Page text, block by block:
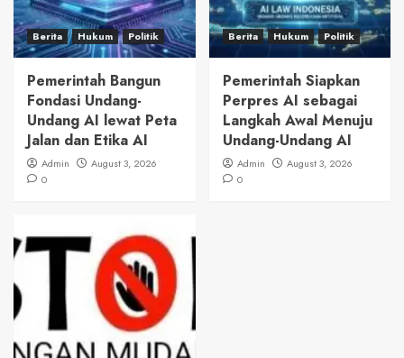
Berita Hukum Politik
Pemerintah Bangun
Fondasi Undang-
Undang AI lewat Peta
Jalan dan Etika AI
Admin
August 3, 2026
0
Berita Hukum Politik
Pemerintah Siapkan
Perpres AI sebagai
Langkah Awal Menuju
Undang-Undang AI
Admin
August 3, 2026
0